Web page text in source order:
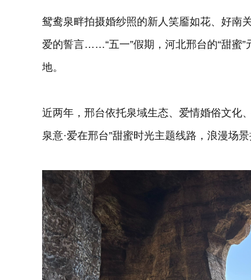
鸳鸯泉畔拍摄婚纱照的新人笑靥如花、好南
爱的誓言……“五一”假期，河北邢台的“甜蜜
地。
近两年，邢台依托泉域生态、爱情婚俗文化
泉意·爱在邢台”甜蜜时光主题线路，浪漫场